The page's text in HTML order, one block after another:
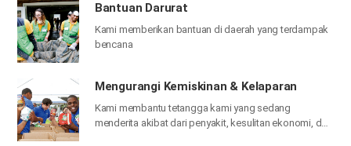
kepada mereka yang berada dalam kesulitan dengan kasih Tuhan
Bapa dan Tuhan Ibu.
Bantuan Darurat
Kami memberikan bantuan di daerah yang terdampak
bencana
Mengurangi Kemiskinan & Kelaparan
Kami membantu tetangga kami yang sedang
menderita akibat dari penyakit, kesulitan ekonomi, dan